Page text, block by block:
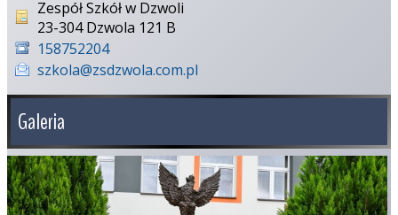
Zespół Szkół w Dzwoli
23-304 Dzwola 121 B
158752204
szkola@zsdzwola.com.pl
Galeria